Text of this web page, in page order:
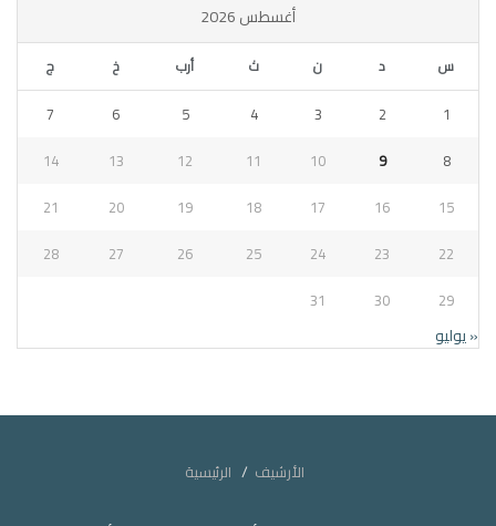
أغسطس 2026
س د ن ث أرب خ ج
1
2
3
4
5
6
7
8
9
10
11
12
13
14
15
16
17
18
19
20
21
22
23
24
25
26
27
28
29
30
31
« يوليو
الأرشيف الرئيسية